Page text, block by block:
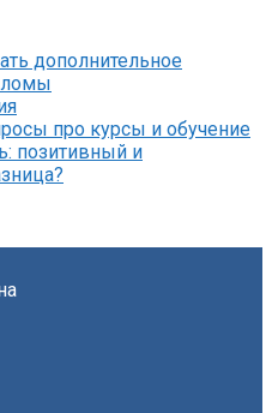
дополнительное
про курсы и обучение
позитивный и